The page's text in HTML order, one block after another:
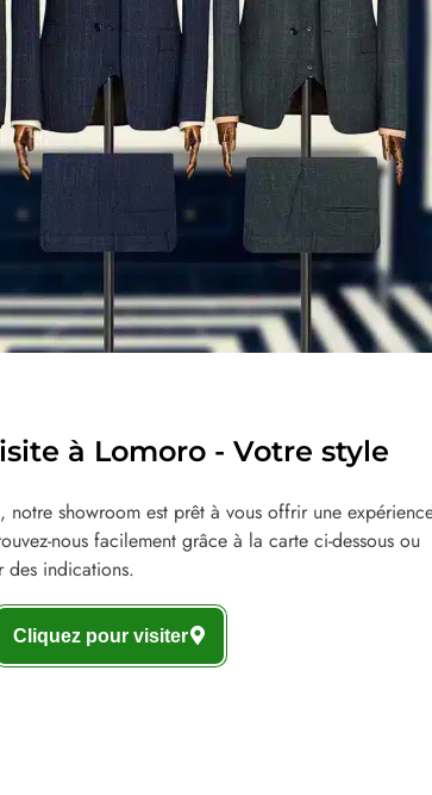
à Lomoro - Votre style
notre showroom est prêt à vous offrir une
nous facilement grâce à la carte ci-dessous ou
des indications.
Cliquez pour visiter